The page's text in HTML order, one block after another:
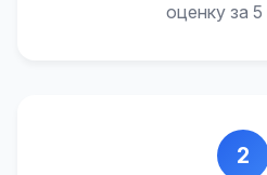
оценку за
2